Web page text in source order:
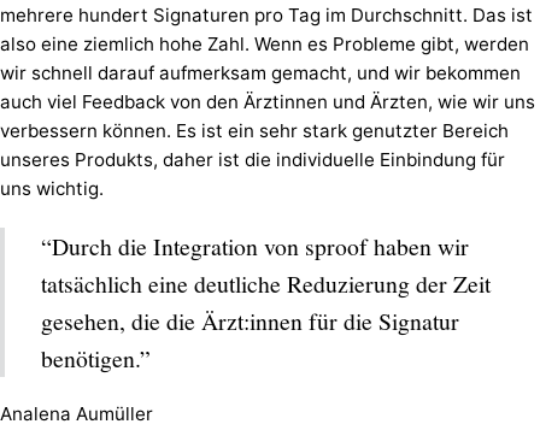
mehrere hundert Signaturen pro Tag im Durchschnitt. Das ist
also eine ziemlich hohe Zahl. Wenn es Probleme gibt, werden
wir schnell darauf aufmerksam gemacht, und wir bekommen
auch viel Feedback von den Ärztinnen und Ärzten, wie wir uns
verbessern können. Es ist ein sehr stark genutzter Bereich
unseres Produkts, daher ist die individuelle Einbindung für
uns wichtig.
“Durch die Integration von sproof haben wir
tatsächlich eine deutliche Reduzierung der Zeit
gesehen, die die Ärzt:innen für die Signatur
benötigen.”
Analena Aumüller